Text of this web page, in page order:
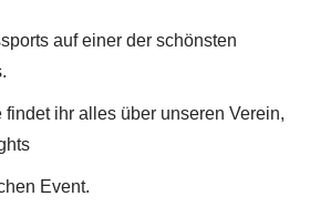
auf einer der schönsten
ihr alles über unseren Verein,
Event.